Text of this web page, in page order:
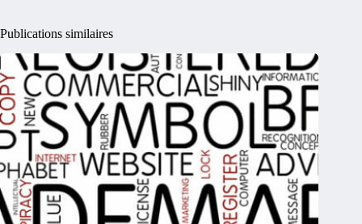
Publications similaires